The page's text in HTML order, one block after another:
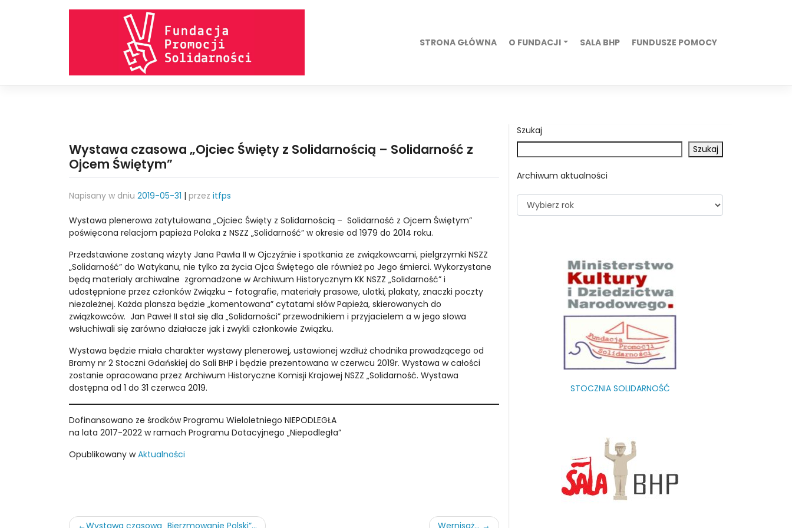
STRONA GŁÓWNA
O FUNDACJI SALA BHP FUNDUSZE POMOCY
Wystawa czasowa „Ojciec Święty z Solidarnością – Solidarność z
Ojcem Świętym”
Napisany w dniu 2019-05-31 | przez itfps
Wystawa plenerowa zatytułowana „Ojciec Święty z Solidarnością – Solidarność z Ojcem Świętym”
poświęcona relacjom papieża Polaka z NSZZ „Solidarność” w okresie od 1979 do 2014 roku.
Przedstawione zostaną wizyty Jana Pawła II w Ojczyźnie i spotkania ze związkowcami, pielgrzymki NSZZ
„Solidarność” do Watykanu, nie tylko za życia Ojca Świętego ale również po Jego śmierci. Wykorzystane
będą materiały archiwalne zgromadzone w Archiwum Historycznym KK NSZZ „Solidarność” i
udostępnione przez członków Związku – fotografie, materiały prasowe, ulotki, plakaty, znaczki poczty
niezależnej. Każda plansza będzie „komentowana” cytatami słów Papieża, skierowanych do
związkowców. Jan Paweł II stał się dla „Solidarności” przewodnikiem i przyjacielem a w jego słowa
wsłuchiwali się zarówno działacze jak i zwykli członkowie Związku.
Wystawa będzie miała charakter wystawy plenerowej, ustawionej wzdłuż chodnika prowadzącego od
Bramy nr 2 Stoczni Gdańskiej do Sali BHP i będzie prezentowana w czerwcu 2019r. Wystawa w całości
zostanie opracowana przez Archiwum Historyczne Komisji Krajowej NSZZ „Solidarność. Wystawa
dostępna od 1 do 31 czerwca 2019.
Dofinansowano ze środków Programu Wieloletniego NIEPODLEGŁA
na lata 2017-2022 w ramach Programu Dotacyjnego „Niepodległa”
Opublikowany wAktualności
Szukaj
Szukaj
Archiwum aktualności
STOCZNIA SOLIDARNOŚĆ